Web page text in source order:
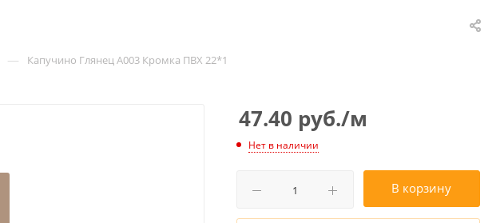
— Капучино Глянец А003 Кромка ПВХ 22*1
47.40 руб./м
Нет в наличии
В корзину